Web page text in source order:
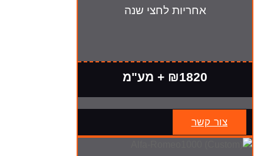
אחריות לחצי שנה
₪1820 + מע"מ
צור קשר